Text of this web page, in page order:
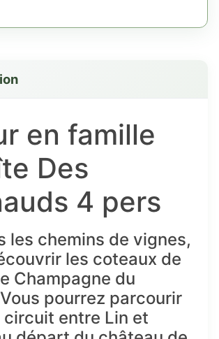
en famille
Des
4 pers
les chemins de vignes,
les coteaux de
Champagne du
pourrez parcourir
circuit entre Lin et